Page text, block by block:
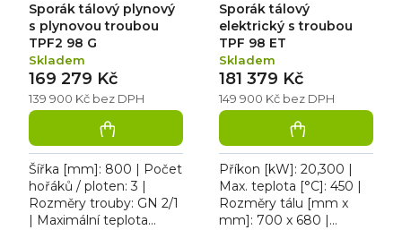
Sporák tálový plynový
s plynovou troubou
TPF2 98 G
Skladem
139 900 Kč bez DPH
169 279 Kč
Šířka [mm]: 800 | Počet
hořáků / ploten: 3 |
Rozměry trouby: GN 2/1
| Maximální teplota
Sporák tálový
elektrický s troubou
TPF 98 ET
Skladem
149 900 Kč bez DPH
181 379 Kč
Příkon [kW]: 20,300 |
Max. teplota [°C]: 450 |
Rozměry tálu [mm x
mm]: 700 x 680 |